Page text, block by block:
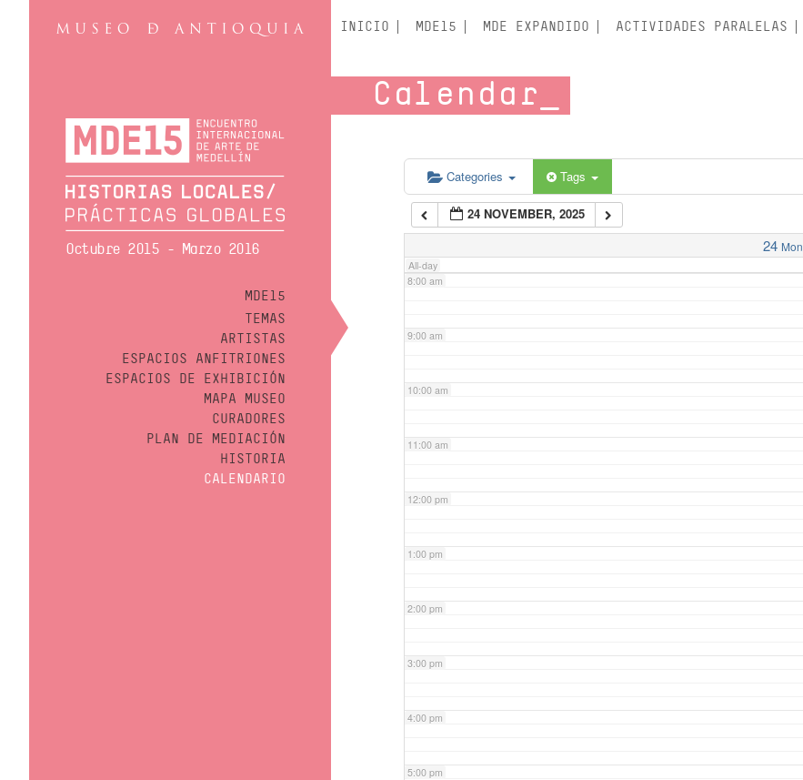
Octubre 2015 - Marzo 2016
MDE15
TEMAS
ARTISTAS
ESPACIOS ANFITRIONES
ESPACIOS DE EXHIBICIÓN
MAPA MUSEO
CURADORES
PLAN DE MEDIACIÓN
HISTORIA
CALENDARIO
INICIO MDE15 MDE EXPANDIDO ACTIVIDADES PARALELAS
Calendar
Categories Tags
24 NOVEMBER, 2025
24 Mon
All-day
5:00 am
6:00 am
7:00 am
8:00 am
9:00 am
10:00 am
11:00 am
12:00 pm
1:00 pm
2:00 pm
3:00 pm
4:00 pm
5:00 pm